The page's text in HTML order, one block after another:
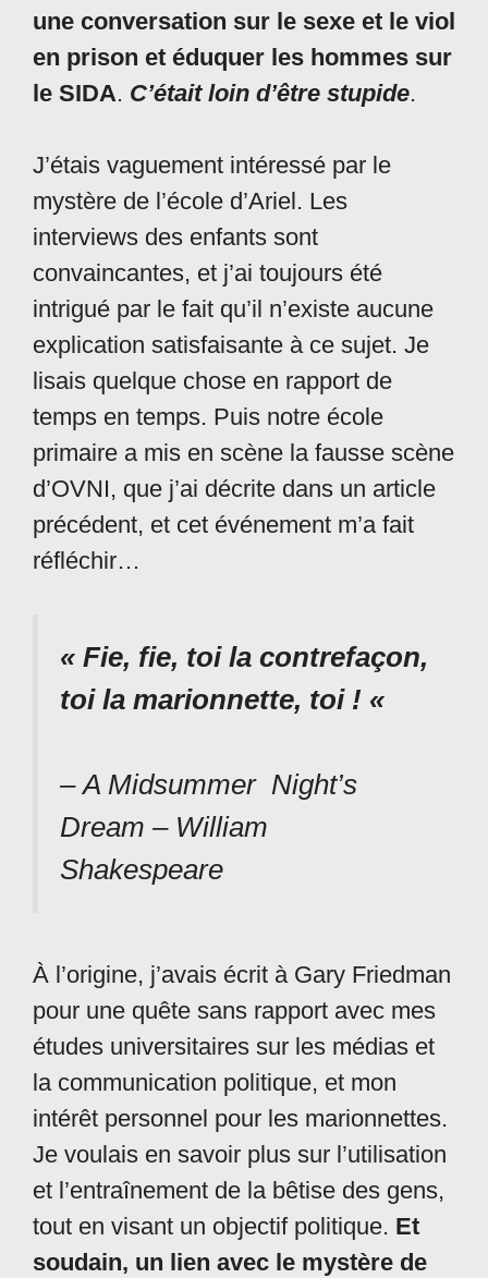
une conversation sur le sexe et le viol
en prison et éduquer les hommes sur
le SIDA. C’était loin d’être stupide.
J’étais vaguement intéressé par le
mystère de l’école d’Ariel. Les
interviews des enfants sont
convaincantes, et j’ai toujours été
intrigué par le fait qu’il n’existe aucune
explication satisfaisante à ce sujet. Je
lisais quelque chose en rapport de
temps en temps. Puis notre école
primaire a mis en scène la fausse scène
d’OVNI, que j’ai décrite dans un article
précédent, et cet événement m’a fait
réfléchir…
« Fie, fie, toi la contrefaçon,
toi la marionnette, toi ! «
– A Midsummer Night’s
Dream – William
Shakespeare
À l’origine, j’avais écrit à Gary Friedman
pour une quête sans rapport avec mes
études universitaires sur les médias et
la communication politique, et mon
intérêt personnel pour les marionnettes.
Je voulais en savoir plus sur l’utilisation
et l’entraînement de la bêtise des gens,
tout en visant un objectif politique. Et
soudain, un lien avec le mystère de